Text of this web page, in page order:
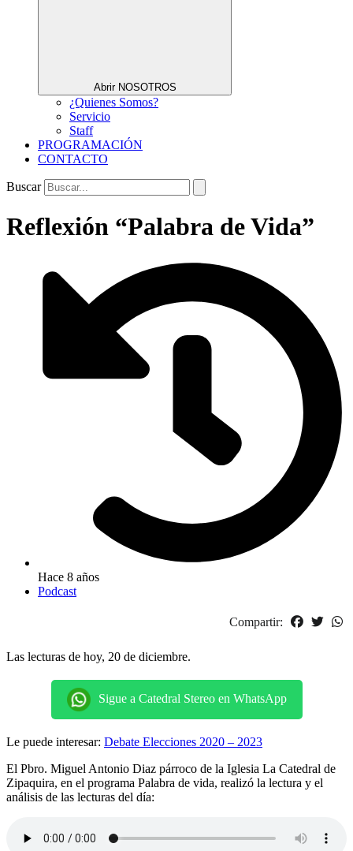
Abrir NOSOTROS
¿Quienes Somos?
Servicio
Staff
PROGRAMACIÓN
CONTACTO
Buscar
Reflexión “Palabra de Vida”
Hace 8 años
Podcast
Compartir:
Las lecturas de hoy, 20 de diciembre.
Sigue a Catedral Stereo en WhatsApp
Le puede interesar: Debate Elecciones 2020 – 2023
El Pbro. Miguel Antonio Diaz párroco de la Iglesia La Catedral de
Zipaquira, en el programa Palabra de vida, realizó la lectura y el
análisis de las lecturas del día: